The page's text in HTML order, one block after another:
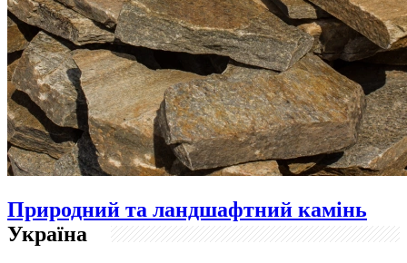
Природний та ландшафтний камінь
Україна